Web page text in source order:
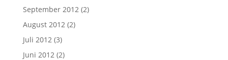
September 2012(2)
August 2012(2)
Juli 2012(3)
Juni 2012(2)